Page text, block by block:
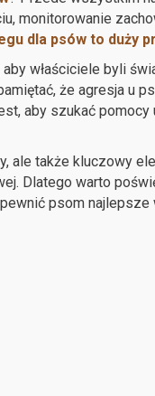
monitorowanie
dla psów to duży
właściciele byli
że agresja u
aby szukać
ale także kluczowy
Dlatego warto
psom najlepsze